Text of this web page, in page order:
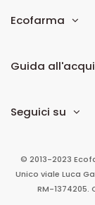
Ecofarma
Guida
Seguici su
© 2013-2023
Unico viale Luca
RM-1374205.